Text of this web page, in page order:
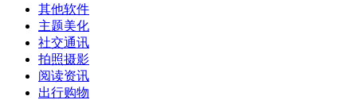
其他软件
主题美化
社交通讯
拍照摄影
阅读资讯
出行购物